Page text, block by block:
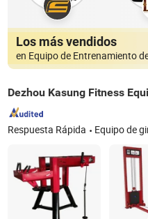
Los más vendidos
Dezhou Kasung Fitness
Respuesta Rápida Equipo de gimnasio, equipo de fitness, máquina de fitness, equipo de